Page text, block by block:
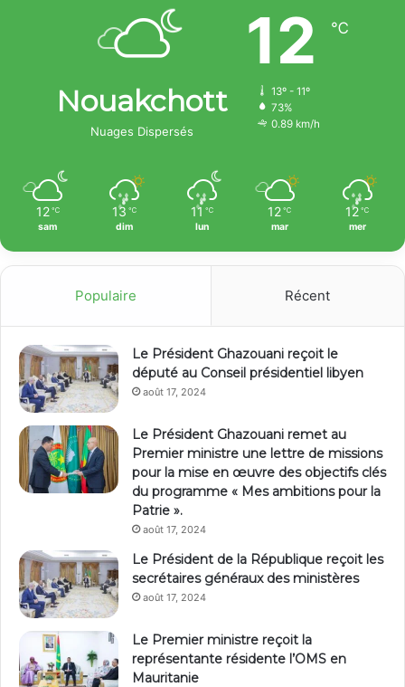
Nouakchott
Nuages Dispersés
12 ℃
13º - 11º
73%
0.89 km/h
12 ℃
sam
13 ℃
dim
11 ℃
lun
12 ℃
mar
12 ℃
mer
Populaire Récent
Le Président Ghazouani reçoit le
député au Conseil présidentiel libyen
août 17, 2024
Le Président Ghazouani remet au
Premier ministre une lettre de missions
pour la mise en œuvre des objectifs clés
du programme « Mes ambitions pour la
Patrie ».
août 17, 2024
Le Président de la République reçoit les
secrétaires généraux des ministères
août 17, 2024
Le Premier ministre reçoit la
représentante résidente l’OMS en
Mauritanie